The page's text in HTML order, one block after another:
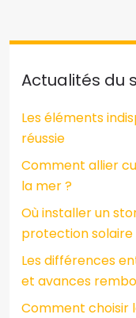
Actualités du
Les éléments
réussie
Comment allier
la mer ?
Où installer un
protection
Les différences
et avances
Comment choisir